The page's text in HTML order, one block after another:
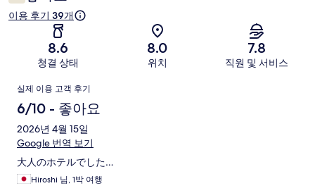
후
이용 후기 39개
8.6
청결 상태
8.0
위치
7.8
직원 및 서비스
이
용
후
기
실제 이용 고객 후기
6/10 - 좋아요
2026년 4월 15일
Google 번역 보기
大人のホテルでした…
Hiroshi 님, 1박 여행